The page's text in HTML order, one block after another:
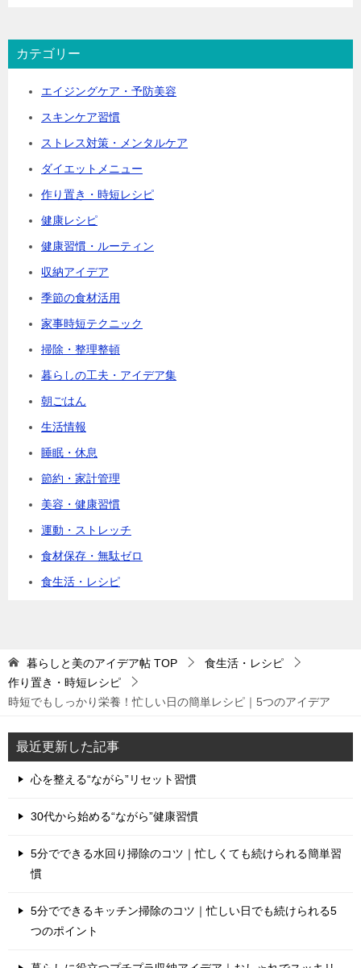
カテゴリー
エイジングケア・予防美容
スキンケア習慣
ストレス対策・メンタルケア
ダイエットメニュー
作り置き・時短レシピ
健康レシピ
健康習慣・ルーティン
収納アイデア
季節の食材活用
家事時短テクニック
掃除・整理整頓
暮らしの工夫・アイデア集
朝ごはん
生活情報
睡眠・休息
節約・家計管理
美容・健康習慣
運動・ストレッチ
食材保存・無駄ゼロ
食生活・レシピ
暮らしと美のアイデア帖 TOP
食生活・レシピ
作り置き・時短レシピ
時短でもしっかり栄養！忙しい日の簡単レシピ｜5つのアイデア
最近更新した記事
心を整える“ながら”リセット習慣
30代から始める“ながら”健康習慣
5分でできる水回り掃除のコツ｜忙しくても続けられる簡単習
慣
5分でできるキッチン掃除のコツ｜忙しい日でも続けられる5
つのポイント